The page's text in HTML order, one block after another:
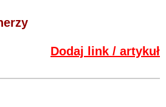
Dodaj link / artykuł